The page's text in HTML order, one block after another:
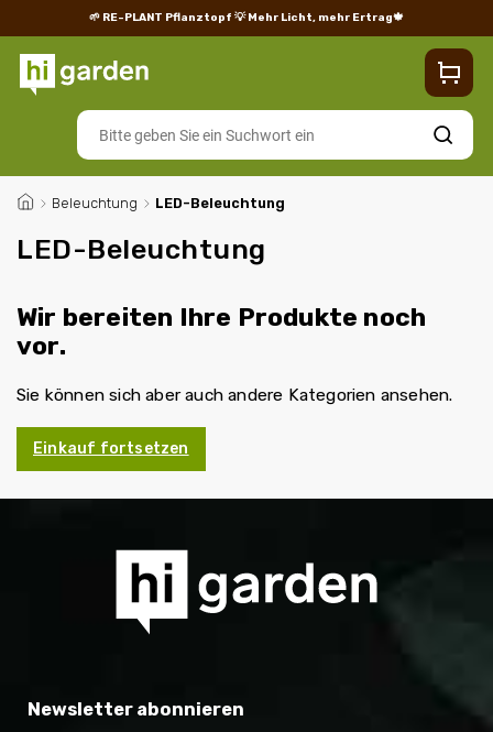
🌱 RE-PLANT Pflanztopf 💡 Mehr Licht, mehr Ertrag🍁
Suchen
/ Beleuchtung / LED-Beleuchtung
LED-Beleuchtung
Wir bereiten Ihre Produkte noch
vor.
Sie können sich aber auch andere Kategorien ansehen.
Einkauf fortsetzen
Newsletter abonnieren